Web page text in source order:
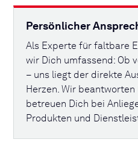
Persönlicher
Als Experte für faltbare
wir Dich umfassend: Ob
– uns liegt der direkte
Herzen. Wir beantworten
betreuen Dich bei
Produkten und